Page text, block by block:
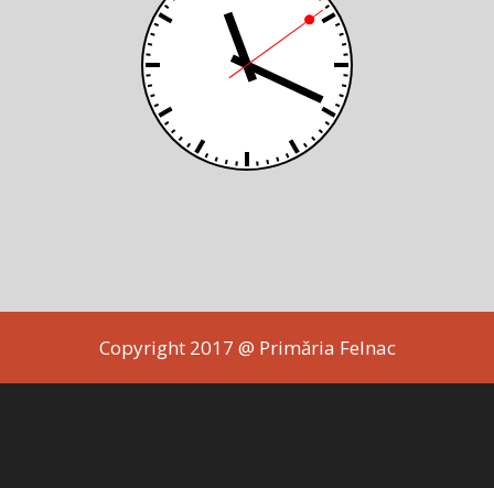
Copyright 2017 @ Primăria Felnac